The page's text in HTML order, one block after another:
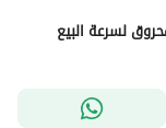
لسرعة البيع